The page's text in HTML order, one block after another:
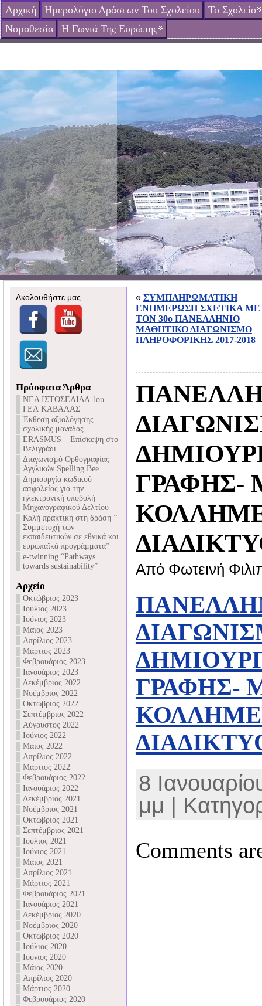
Αρχική Ημερολόγιο Δράσεων Του Σχολείου
Το Σχολείο
Νομοθεσία
Η Γωνιά Της Ευρώπης
Ακολουθήστε μας
Πρόσφατα Άρθρα
NEA ΙΣΤΟΣΕΛΙΔΑ 1ου
ΓΕΛ ΚΑΒΑΛΑΣ
Έκθεση αξιολόγησης
σχολικής μονάδας
ERASMUS – Επίσκεψη στο
Βελιγράδι
Διαγωνισμό Ορθογραφίας
Αγγλικών Spelling Bee
Δημιουργία κωδικού
ασφαλείας για την
ηλεκτρονική υποβολή
Μηχανογραφικού Δελτίου
Καλή πρακτική στη δράση ”
Συμμετοχή των
εκπαιδευτικών σε εθνικά και
ευρωπαϊκά προγράμματα”
e-twinning “Pathways
towards sustainability”
Αρχείο
Οκτώβριος 2023
Ιούλιος 2023
Ιούνιος 2023
Μάιος 2023
Απρίλιος 2023
Μάρτιος 2023
Φεβρουάριος 2023
Ιανουάριος 2023
Δεκέμβριος 2022
Νοέμβριος 2022
Οκτώβριος 2022
Σεπτέμβριος 2022
Αύγουστος 2022
Ιούνιος 2022
Μάιος 2022
Απρίλιος 2022
Μάρτιος 2022
Φεβρουάριος 2022
Ιανουάριος 2022
Δεκέμβριος 2021
Νοέμβριος 2021
Οκτώβριος 2021
Σεπτέμβριος 2021
Ιούλιος 2021
Ιούνιος 2021
Μάιος 2021
Απρίλιος 2021
Μάρτιος 2021
Φεβρουάριος 2021
Ιανουάριος 2021
Δεκέμβριος 2020
Νοέμβριος 2020
Οκτώβριος 2020
Ιούλιος 2020
Ιούνιος 2020
Μάιος 2020
Απρίλιος 2020
Μάρτιος 2020
Φεβρουάριος 2020
« ΣΥΜΠΛΗΡΩΜΑΤΙΚΗ
ΕΝΗΜΕΡΩΣΗ ΣΧΕΤΙΚΑ ΜΕ
ΤΟΝ 30ο ΠΑΝΕΛΛΗΝΙΟ
ΜΑΘΗΤΙΚΟ ΔΙΑΓΩΝΙΣΜΟ
ΠΛΗΡΟΦΟΡΙΚΗΣ 2017-2018
ΓΡΑΦΗΣ-
Από Φωτεινή
ΓΡΑΦΗΣ-
8
μμ |
Comments